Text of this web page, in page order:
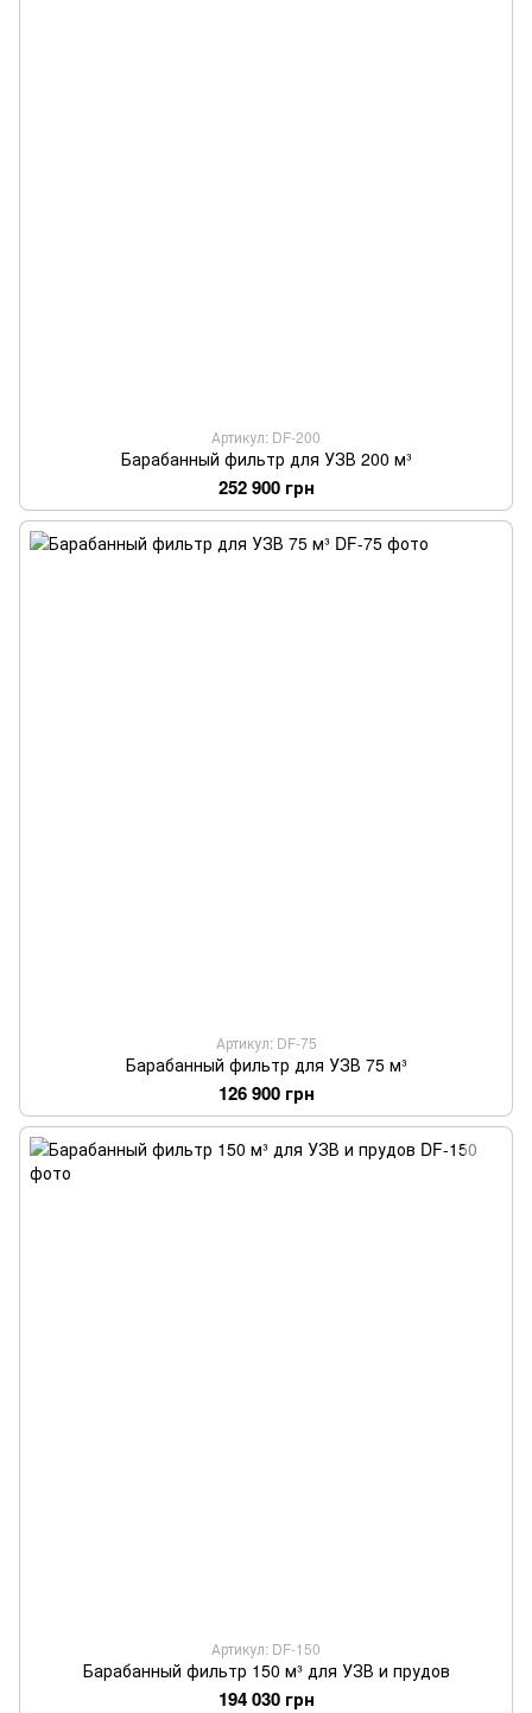
Артикул: DF-200
Барабанный фильтр для УЗВ 200 м³
252 900 грн
Артикул: DF-75
Барабанный фильтр для УЗВ 75 м³
126 900 грн
Артикул: DF-150
Барабанный фильтр 150 м³ для УЗВ и прудов
194 030 грн